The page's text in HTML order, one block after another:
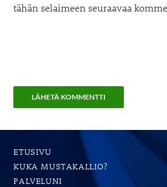
tähän selaimeen seuraavaa
ETUSIVU
KUKA MUSTAKALLIO?
PALVELUNI